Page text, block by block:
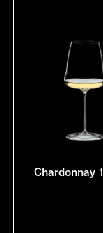
Chardonnay